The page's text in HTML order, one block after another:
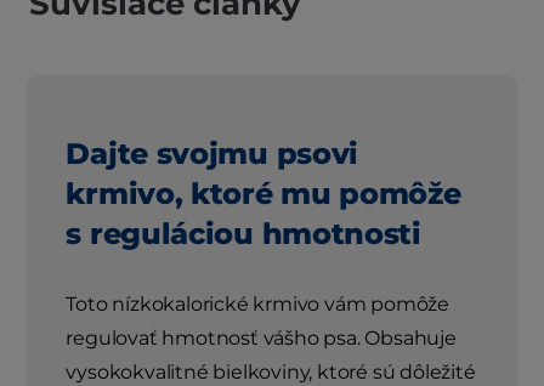
Dajte svojmu psovi
krmivo, ktoré mu pomôže
s reguláciou hmotnosti
Toto nízkokalorické krmivo vám pomôže
regulovať hmotnosť vášho psa. Obsahuje
vysokokvalitné bielkoviny, ktoré sú dôležité